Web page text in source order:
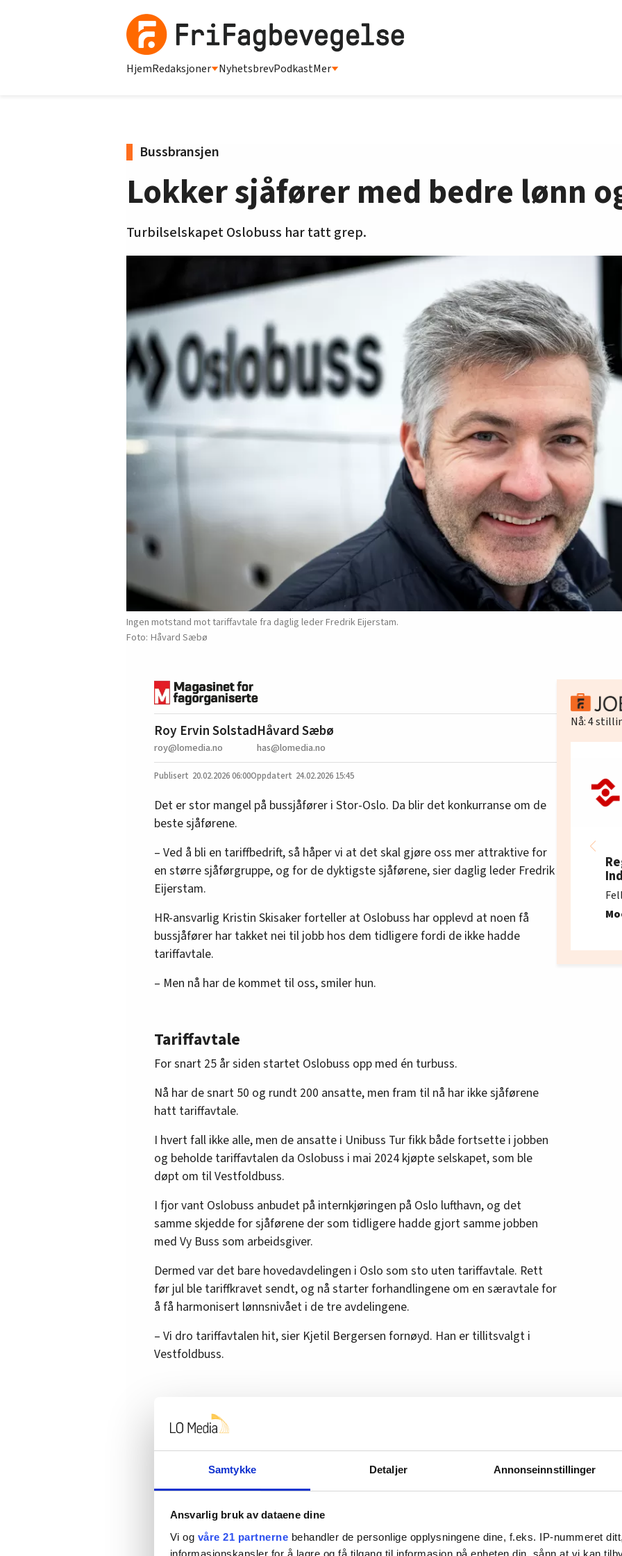
Samtykke Detaljer Annonseinnstillinger
Ansvarlig bruk av dataene dine
Vi og våre 21 partnerne behandler de personlige opplysningene dine, f.eks. IP-nummeret
informasjonskapsler for å lagre og få tilgang til informasjon på enheten din, sånn at vi kan
HjemRedaksjoner NyhetsbrevPodkastMer
Bussbransjen
Lokker sjåfører med bedre lønn
Turbilselskapet Oslobuss har tatt grep.
Ingen motstand mot tariffavtale fra daglig leder Fredrik Eijerstam.
Håvard Sæbø
Roy Ervin Solstad
roy@lomedia.no
Håvard Sæbø
has@lomedia.no
20.02.202606:00 24.02.2026 15:45
Det er stor mangel på bussjåfører i Stor-Oslo. Da blir det konkurranse om de
beste sjåførene.
– Ved å bli en tariffbedrift, så håper vi at det skal gjøre oss mer attraktive for
en større sjåførgruppe, og for de dyktigste sjåførene, sier daglig leder Fredrik
Eijerstam.
HR-ansvarlig Kristin Skisaker forteller at Oslobuss har opplevd at noen få
bussjåfører har takket nei til jobb hos dem tidligere fordi de ikke hadde
tariffavtale.
– Men nå har de kommet til oss, smiler hun.
Tariffavtale
For snart 25 år siden startet Oslobuss opp med én turbuss.
Nå har de snart 50 og rundt 200 ansatte, men fram til nå har ikke sjåførene
hatt tariffavtale.
I hvert fall ikke alle, men de ansatte i Unibuss Tur fikk både fortsette i jobben
og beholde tariffavtalen da Oslobuss i mai 2024 kjøpte selskapet, som ble
døpt om til Vestfoldbuss.
I fjor vant Oslobuss anbudet på internkjøringen på Oslo lufthavn, og det
samme skjedde for sjåførene der som tidligere hadde gjort samme jobben
med Vy Buss som arbeidsgiver.
Dermed var det bare hovedavdelingen i Oslo som sto uten tariffavtale. Rett
før jul ble tariffkravet sendt, og nå starter forhandlingene om en særavtale for
å få harmonisert lønnsnivået i de tre avdelingene.
– Vi dro tariffavtalen hit, sier Kjetil Bergersen fornøyd. Han er tillitsvalgt i
Vestfoldbuss.
Mange fordeler
Tillitsvalgt Pål Arne Jannang bekrefter at han har vært i prat med sjåfører som
allerede kjører turbuss i andre selskaper.
9.000 kroner ekstra i måneden fra man er 62 år, understreker han.
Irene Bunes har kjørt turbuss i 22 år, men siden hun faller utenfor AFP-
Nå:4